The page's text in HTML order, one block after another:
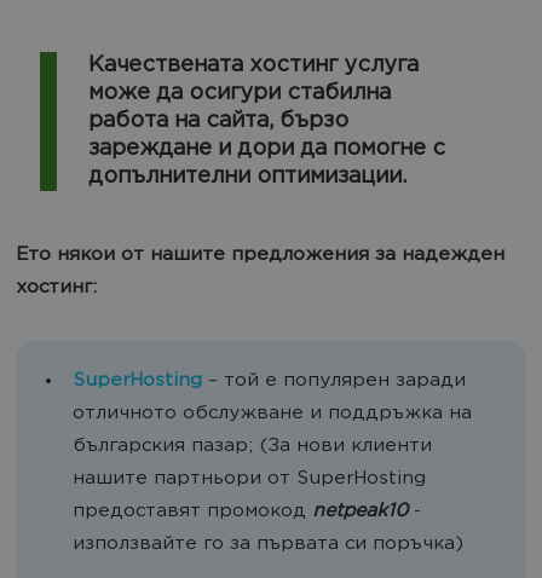
Качествената хостинг услуга
може да осигури стабилна
работа на сайта, бързо
зареждане и дори да помогне с
допълнителни оптимизации.
Ето някои от нашите предложения за надежден
хостинг:
SuperHosting – той е популярен заради
отличното обслужване и поддръжка на
българския пазар; (За нови клиенти
нашите партньори от SuperHosting
предоставят промокод netpeak10 -
използвайте го за първата си поръчка)